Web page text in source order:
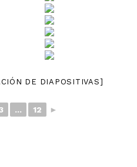
DE DIAPOSITIVAS]
... 12 ►